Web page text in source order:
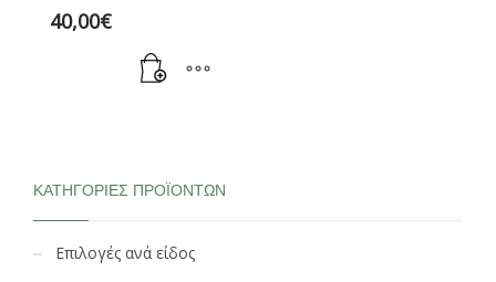
40,00€
ΚΑΤΗΓΟΡΊΕΣ ΠΡΟΪΌΝΤΩΝ
Επιλογές ανά είδος